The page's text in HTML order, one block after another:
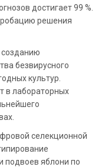
достигает 99 %.
решения
созданию
безвирусного
культур.
в лабораторных
селекционной
подвоев яблони по